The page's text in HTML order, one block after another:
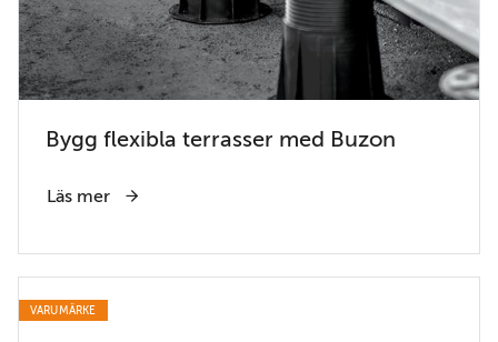
Bygg flexibla terrasser med Buzon
Läs mer
VARUMÄRKE